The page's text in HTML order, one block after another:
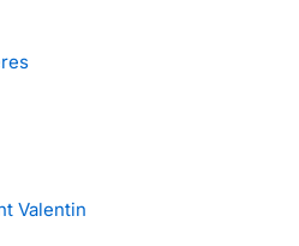
Valentin